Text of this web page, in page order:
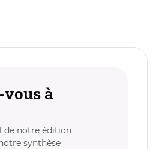
à
de notre édition
synthèse